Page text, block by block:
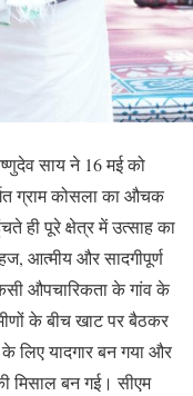
साय ने 16 मई को
ग्राम कोसला का औचक
ही पूरे क्षेत्र में उत्साह का
आत्मीय और सादगीपूर्ण
औपचारिकता के गांव के
के बीच खाट पर बैठकर
लिए यादगार बन गया और
मिसाल बन गई। सीएम